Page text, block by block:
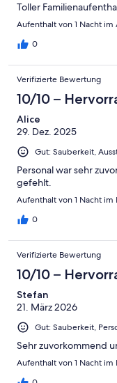
Toller
Aufenthalt von 1 Nacht
0
Verifizierte Bewertung
10/10 –
Alice
29. Dez. 2025
Gut: Sauberkeit,
Personal war sehr
gefehlt.
Aufenthalt von 1 Nacht
0
Verifizierte Bewertung
10/10 –
Stefan
21. März 2026
Gut: Sauberkeit,
Sehr zuvorkommend
Aufenthalt von 1 Nacht im